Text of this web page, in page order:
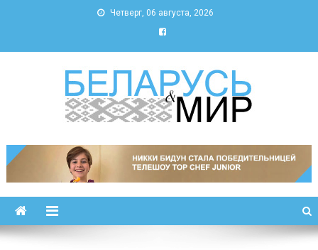
Четверг, 06 августа, 2026
Беларусь и мир